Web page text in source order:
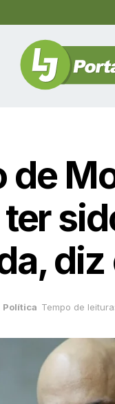
de
Política Tempo de